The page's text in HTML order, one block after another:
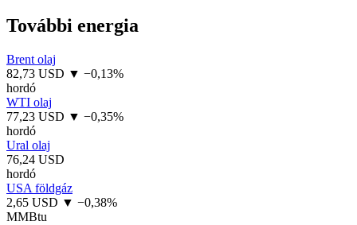
További energia
Brent olaj
82,73 USD ▼ −0,13%
hordó
WTI olaj
77,23 USD ▼ −0,35%
hordó
Ural olaj
76,24 USD
hordó
USA földgáz
2,65 USD ▼ −0,38%
MMBtu